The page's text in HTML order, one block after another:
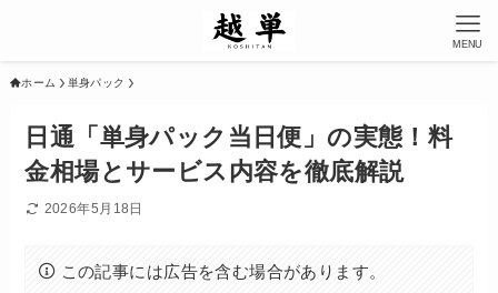
MENU
ホーム 単身パック
日通「単身パック当日便」の実態！料
金相場とサービス内容を徹底解説
2026年5月18日
この記事には広告を含む場合があります。